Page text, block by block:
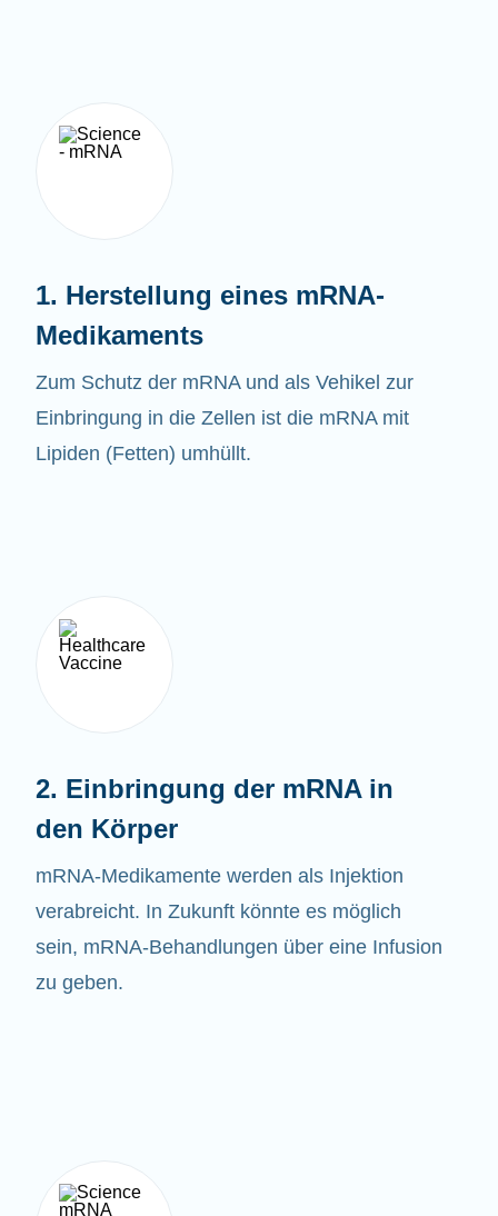
1. Herstellung eines mRNA-
Medikaments
Zum Schutz der mRNA und als Vehikel zur
Einbringung in die Zellen ist die mRNA mit
Lipiden (Fetten) umhüllt.
2. Einbringung der mRNA in
den Körper
mRNA-Medikamente werden als Injektion
verabreicht. In Zukunft könnte es möglich
sein, mRNA-Behandlungen über eine Infusion
zu geben.